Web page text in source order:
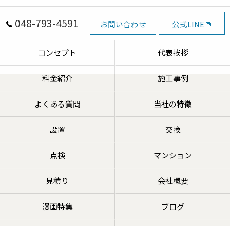
048-793-4591 お問い合わせ 公式LINE
コンセプト 代表挨拶
料金紹介 施工事例
よくある質問 当社の特徴
設置 交換
点検 マンション
見積り 会社概要
漫画特集 ブログ